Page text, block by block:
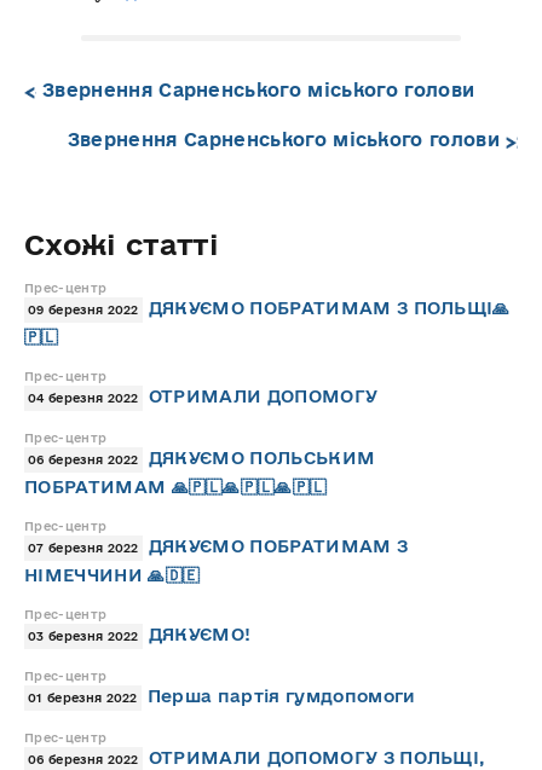
Звернення Сарненського міського голови
Звернення Сарненського міського голови
Схожі статті
Прес-центр
09 березня 2022
ДЯКУЄМО ПОБРАТИМАМ З ПОЛЬЩІ🙏
🇵🇱
Прес-центр
04 березня 2022
ОТРИМАЛИ ДОПОМОГУ
Прес-центр
06 березня 2022
ДЯКУЄМО ПОЛЬСЬКИМ
ПОБРАТИМАМ 🙏🇵🇱🙏🇵🇱🙏🇵🇱
Прес-центр
07 березня 2022
ДЯКУЄМО ПОБРАТИМАМ З
НІМЕЧЧИНИ 🙏🇩🇪
Прес-центр
03 березня 2022
ДЯКУЄМО!
Прес-центр
01 березня 2022
Перша партія гумдопомоги
Прес-центр
06 березня 2022
ОТРИМАЛИ ДОПОМОГУ З ПОЛЬЩІ,